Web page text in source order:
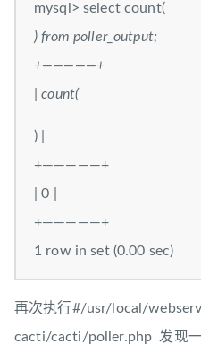
mysql> select count(
) from poller_output;
+—————+
| count(
) |
+—————+
| 0 |
+—————+
1 row in set (0.00 sec)
再次执行#/usr/local/
cacti/cacti/poller.php 发现一